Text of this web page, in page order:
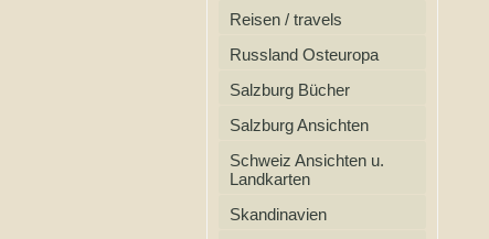
Reisen / travels
Russland Osteuropa
Salzburg Bücher
Salzburg Ansichten
Schweiz Ansichten u.
Landkarten
Skandinavien